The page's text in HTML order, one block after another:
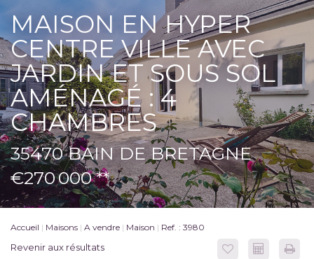
ACHETER
VENDRE
BIENS VENDUS
LOUER
L'AGENCE
ME CONTACTER
FNAIM
MAISON EN HYPER
CENTRE VILLE AVEC
JARDIN ET SOUS SOL
AMÉNAGÉ : 4
CHAMBRES
35470 BAIN DE BRETAGNE
€270 000 **
Accueil Maisons A vendre Maison Ref. : 3980
Revenir aux résultats